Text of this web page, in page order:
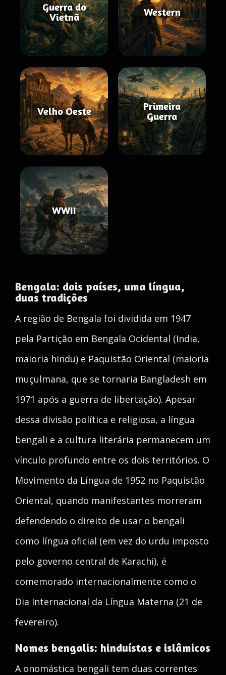
Guerra do
Vietnã
Western
Velho Oeste
Primeira
Guerra
WWII
Bengala: dois países, uma língua,
duas tradições
A região de Bengala foi dividida em 1947
pela Partição em Bengala Ocidental (India,
maioria hindu) e Paquistão Oriental (maioria
muçulmana, que se tornaria Bangladesh em
1971 após a guerra de libertação). Apesar
dessa divisão política e religiosa, a língua
bengali e a cultura literária permanecem um
vínculo profundo entre os dois territórios. O
Movimento da Língua de 1952 no Paquistão
Oriental, quando manifestantes morreram
defendendo o direito de usar o bengali
como língua oficial (em vez do urdu imposto
pelo governo central de Karachi), é
comemorado internacionalmente como o
Dia Internacional da Língua Materna (21 de
fevereiro).
Nomes bengalis: hinduístas e islâmicos
A onomástica bengali tem duas correntes